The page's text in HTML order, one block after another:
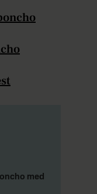
med